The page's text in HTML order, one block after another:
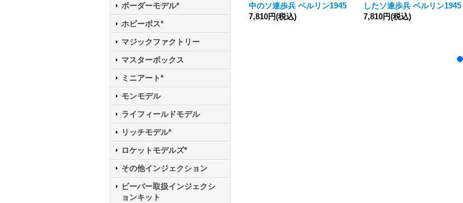
ボーダーモデル*
ホビーボス*
マジックファクトリー
マスターボックス
ミニアート*
モンモデル
ライフィールドモデル
リッチモデル*
ロケットモデルズ*
その他インジェクション
ビーバー取扱インジェクシ
ョンキット
中のソ連歩兵 ベルリン1945
7,810円(税込)
したソ連歩兵 ベルリン1945
7,810円(税込)